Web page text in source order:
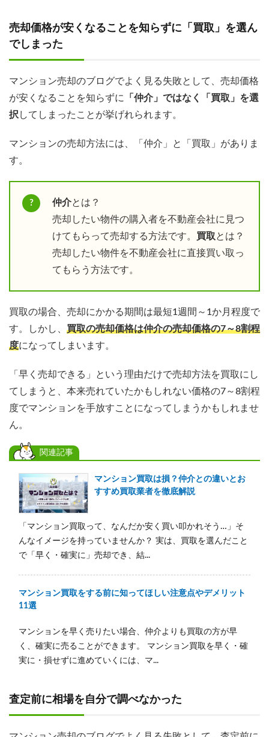
売却価格が安くなることを知らずに「買取」を選ん
でしまった
マンション売却のブログでよく見る失敗として、売却価格
が安くなることを知らずに 「仲介」ではなく「買取」を選
択してしまったことが挙げれられます。
マンションの売却方法には、「仲介」と「買取」がありま
す。
仲介とは？
売却したい物件の購入者を不動産会社に見つ
けてもらって売却する方法です。 買取とは？
売却したい物件を不動産会社に直接買い取っ
てもらう方法です。
買取の場合、売却にかかる期間は最短1週間～1か月程度で
す。しかし、 買取の売却価格は仲介の売却価格の7～8割程
度になってしまいます。
「早く売却できる」という理由だけで売却方法を買取にし
てしまうと、本来売れていたかもしれない価格の7～8割程
度でマンションを手放すことになってしまうかもしれませ
ん。
関連記事
マンション買取は損？仲介との違いとお
すすめ買取業者を徹底解説
「マンション買取って、なんだか安く買い叩かれそう…」そ
んなイメージを持っていませんか？ 実は、買取を選んだこと
で「早く・確実に」売却でき、結...
マンション買取をする前に知ってほしい注意点やデメリット
11選
マンションを早く売りたい場合、仲介よりも買取の方が早
く、確実に売ることができます。 マンション買取を早く・確
実に・損せずに進めていくには、マ...
査定前に相場を自分で調べなかった